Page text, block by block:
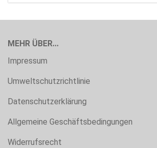
MEHR ÜBER...
Impressum
Umweltschutzrichtlinie
Datenschutzerklärung
Allgemeine Geschäftsbedingungen
Widerrufsrecht